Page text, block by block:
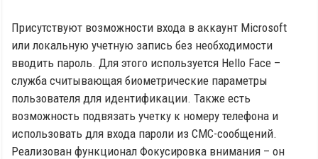
Присутствуют возможности входа в аккаунт Microsoft
или локальную учетную запись без необходимости
вводить пароль. Для этого используется Hello Face –
служба считывающая биометрические параметры
пользователя для идентификации. Также есть
возможность подвязать учетку к номеру телефона и
использовать для входа пароли из СМС-сообщений.
Реализован функционал Фокусировка внимания – он